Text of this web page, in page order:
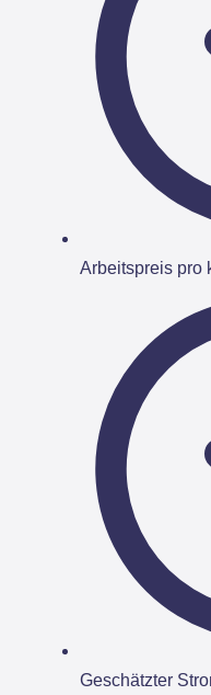
Arbeitspreis pro
Geschätzter